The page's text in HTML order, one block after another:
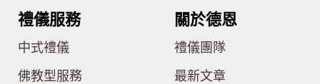
禮儀服務
中式禮儀
佛教型服務
關於德恩
禮儀團隊
最新文章